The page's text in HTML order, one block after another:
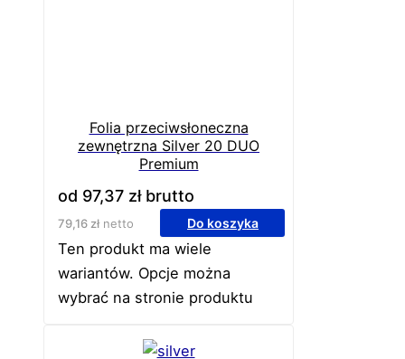
Folia przeciwsłoneczna
zewnętrzna Silver 20 DUO
Premium
od 97,37 złbrutto
79,16 złnetto Do koszyka
Ten produkt ma wiele
wariantów. Opcje można
wybrać na stronie produktu